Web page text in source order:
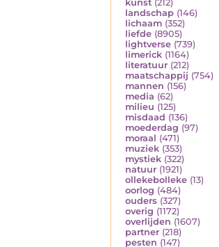
kunst (212)
landschap (146)
lichaam (352)
liefde (8905)
lightverse (739)
limerick (1164)
literatuur (212)
maatschappij (754)
mannen (156)
media (62)
milieu (125)
misdaad (136)
moederdag (97)
moraal (471)
muziek (353)
mystiek (322)
natuur (1921)
ollekebolleke (13)
oorlog (484)
ouders (327)
overig (1172)
overlijden (1607)
partner (218)
pesten (147)